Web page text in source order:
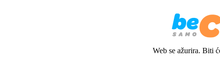
Web se ažurira. Biti